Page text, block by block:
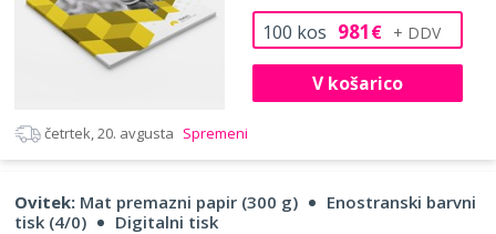
100 kos 981€
V košarico
četrtek, 20. avgusta Spremeni
Ovitek: Mat premazni papir (300 g)
Enostranski barvni
tisk (4/0)
Digitalni tisk